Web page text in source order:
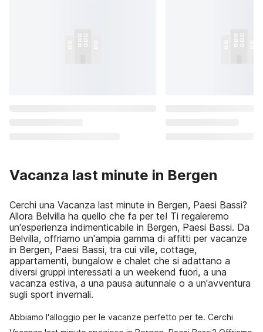
Vacanza last minute in Bergen
Cerchi una Vacanza last minute in Bergen, Paesi Bassi?
Allora Belvilla ha quello che fa per te! Ti regaleremo
un'esperienza indimenticabile in Bergen, Paesi Bassi. Da
Belvilla, offriamo un'ampia gamma di affitti per vacanze
in Bergen, Paesi Bassi, tra cui ville, cottage,
appartamenti, bungalow e chalet che si adattano a
diversi gruppi interessati a un weekend fuori, a una
vacanza estiva, a una pausa autunnale o a un'avventura
sugli sport invernali.
Abbiamo l'alloggio per le vacanze perfetto per te. Cerchi